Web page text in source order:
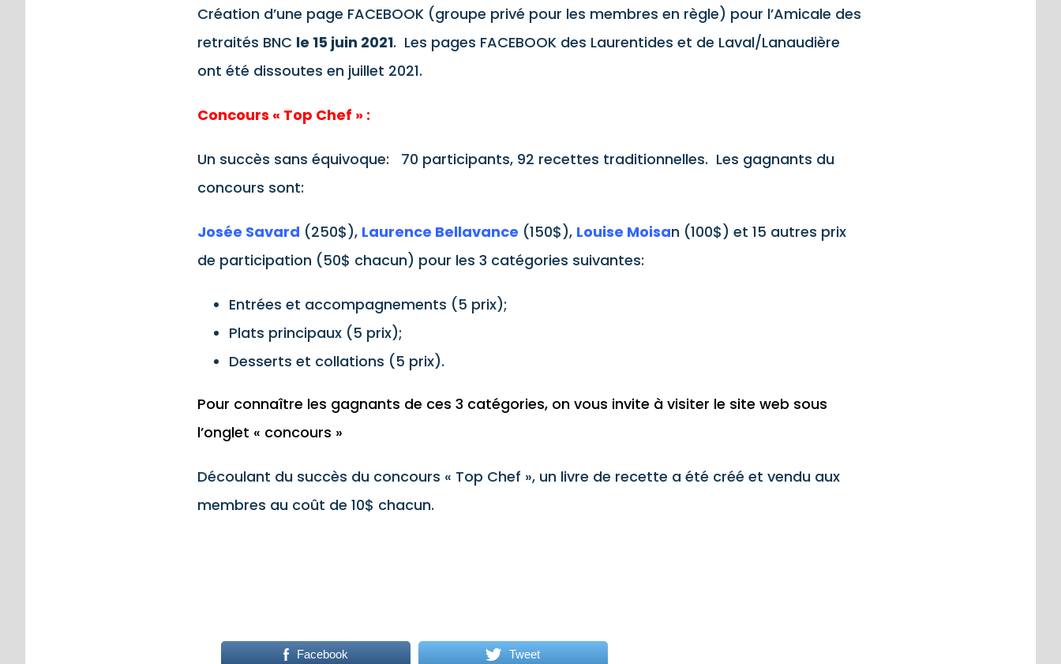
Création d’une page FACEBOOK (groupe privé pour les membres en règle) pour l’Amicale des
retraités BNC le 15 juin 2021. Les pages FACEBOOK des Laurentides et de Laval/Lanaudière
ont été dissoutes en juillet 2021.
Concours « Top Chef » :
Un succès sans équivoque: 70 participants, 92 recettes traditionnelles. Les gagnants du
concours sont:
Josée Savard (250$), Laurence Bellavance (150$), Louise Moisan (100$) et 15 autres prix
de participation (50$ chacun) pour les 3 catégories suivantes:
Entrées et accompagnements (5 prix);
Plats principaux (5 prix);
Desserts et collations (5 prix).
Pour connaître les gagnants de ces 3 catégories, on vous invite à visiter le site web sous
l’onglet « concours »
Découlant du succès du concours « Top Chef », un livre de recette a été créé et vendu aux
membres au coût de 10$ chacun.
Facebook Tweet